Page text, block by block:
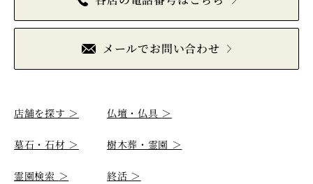
メールでお問い合わせ
店舗を探す ＞ 仏壇・仏具 ＞
墓石・石材 ＞ 樹木葬・霊園 ＞
霊園検索 ＞ 終活 ＞